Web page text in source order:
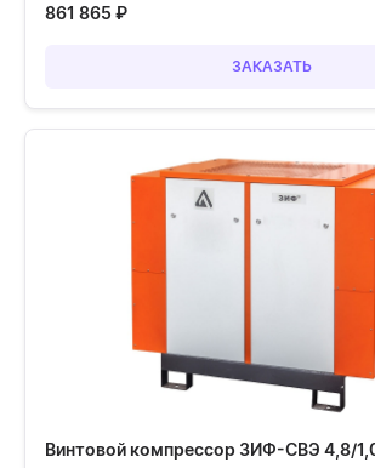
861 865 ₽
ЗАКАЗАТЬ
Винтовой компрессор ЗИФ-СВЭ 4,8/